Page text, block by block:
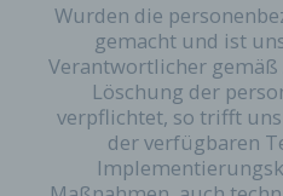
Wurden die
gemacht und ist
Verantwortlicher gemäß
Löschung der
verpflichtet, so trifft
der verfügbaren
personenbezogenen
Bearbeitung oder der
betroffenen Person
Weitergabe dieser